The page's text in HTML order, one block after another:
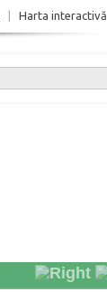
Harta interactivă